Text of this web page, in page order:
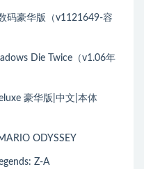
码豪华版（v1121649-容
Die Twice（v1.06年
豪华版|中文|本体
ODYSSEY
Z-A